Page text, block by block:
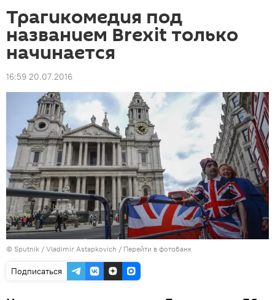
Трагикомедия под
названием Brexit только
начинается
16:59 20.07.2016
© Sputnik / Vladimir Astapkovich / Перейти в фотобанк
Подписаться